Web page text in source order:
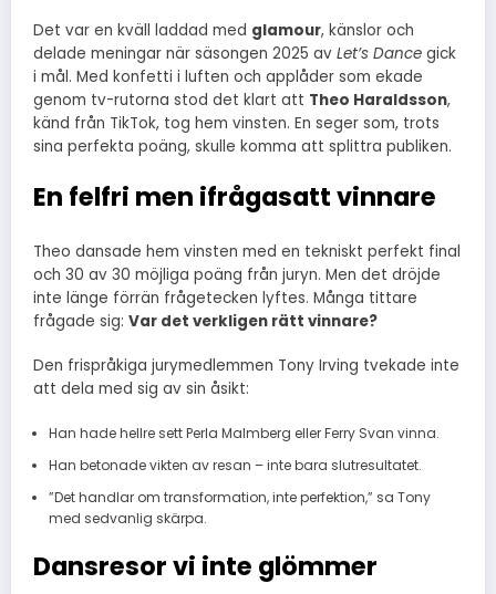
Det var en kväll laddad med glamour, känslor och
delade meningar när säsongen 2025 av Let’s Dance gick
i mål. Med konfetti i luften och applåder som ekade
genom tv-rutorna stod det klart att Theo Haraldsson,
känd från TikTok, tog hem vinsten. En seger som, trots
sina perfekta poäng, skulle komma att splittra publiken.
En felfri men ifrågasatt vinnare
Theo dansade hem vinsten med en tekniskt perfekt final
och 30 av 30 möjliga poäng från juryn. Men det dröjde
inte länge förrän frågetecken lyftes. Många tittare
frågade sig: Var det verkligen rätt vinnare?
Den frispråkiga jurymedlemmen Tony Irving tvekade inte
att dela med sig av sin åsikt:
Han hade hellre sett Perla Malmberg eller Ferry Svan vinna.
Han betonade vikten av resan – inte bara slutresultatet.
”Det handlar om transformation, inte perfektion,” sa Tony
med sedvanlig skärpa.
Dansresor vi inte glömmer